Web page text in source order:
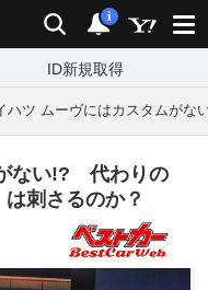
検索 通知
i
ID新規取得
ハツ ムーヴにはカスタムが
ない!? 代わりの
は刺さるのか？